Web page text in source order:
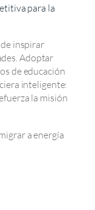
para la
inspirar
Adoptar
de educación
inteligente:
la misión
a energía